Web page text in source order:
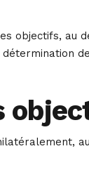
objectifs, au